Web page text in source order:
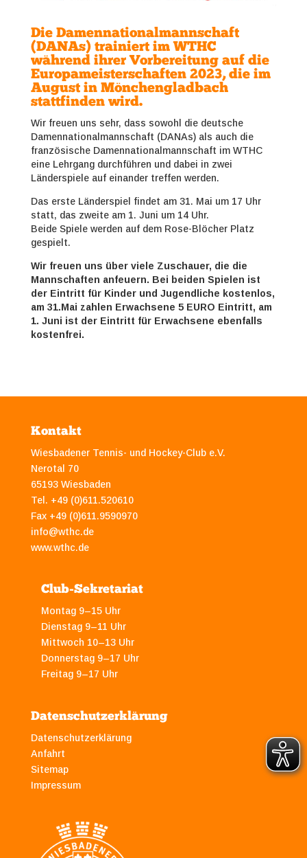
Die Damennationalmannschaft
(DANAs) trainiert im WTHC
während ihrer Vorbereitung auf die
Europameisterschaften 2023, die im
August in Mönchengladbach
stattfinden wird.
Wir freuen uns sehr, dass sowohl die deutsche
Damennationalmannschaft (DANAs) als auch die
französische Damennationalmannschaft im WTHC
eine Lehrgang durchführen und dabei in zwei
Länderspiele auf einander treffen werden.
Das erste Länderspiel findet am 31. Mai um 17 Uhr
statt, das zweite am 1. Juni um 14 Uhr.
Beide Spiele werden auf dem Rose-Blöcher Platz
gespielt.
Wir freuen uns über viele Zuschauer, die die
Mannschaften anfeuern. Bei beiden Spielen ist
der Eintritt für Kinder und Jugendliche kostenlos,
am 31.Mai zahlen Erwachsene 5 EURO Eintritt, am
1. Juni ist der Eintritt für Erwachsene ebenfalls
kostenfrei.
Kontakt
Wiesbadener Tennis- und Hockey-Club e.V.
Nerotal 70
65193 Wiesbaden
Tel. +49 (0)611.520610
Fax +49 (0)611.9590970
info@wthc.de
www.wthc.de
Club-Sekretariat
Montag 9–15 Uhr
Dienstag 9–11 Uhr
Mittwoch 10–13 Uhr
Donnerstag 9–17 Uhr
Freitag 9–17 Uhr
Datenschutzerklärung
Datenschutzerklärung
Anfahrt
Sitemap
Impressum